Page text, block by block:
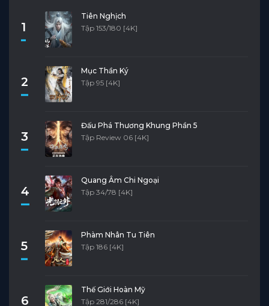
1
Tiên Nghịch
Tập 153/180 [4K]
2
Mục Thần Ký
Tập 95 [4K]
3
Đấu Phá Thương Khung Phần 5
Tập Review 06 [4K]
4
Quang Âm Chi Ngoại
Tập 34/78 [4K]
5
Phàm Nhân Tu Tiên
Tập 186 [4K]
6
Thế Giới Hoàn Mỹ
Tập 281/286 [4K]